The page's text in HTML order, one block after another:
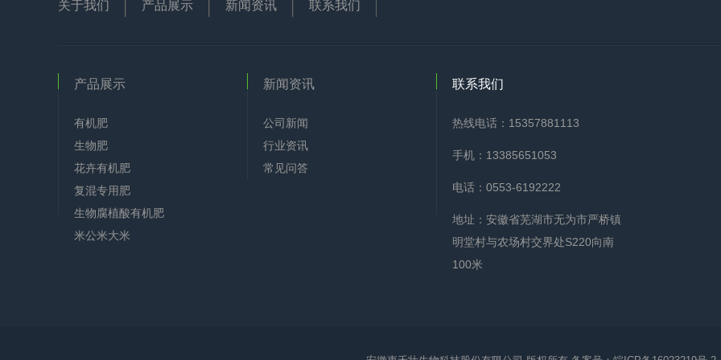
关于我们 产品展示 新闻资讯 联系我们
产品展示
有机肥
生物肥
花卉有机肥
复混专用肥
生物腐植酸有机肥
米公米大米
新闻资讯
公司新闻
行业资讯
常见问答
联系我们
热线电话：15357881113
手机：13385651053
电话：0553-6192222
地址：安徽省芜湖市无为市严桥镇
明堂村与农场村交界处S220向南
100米